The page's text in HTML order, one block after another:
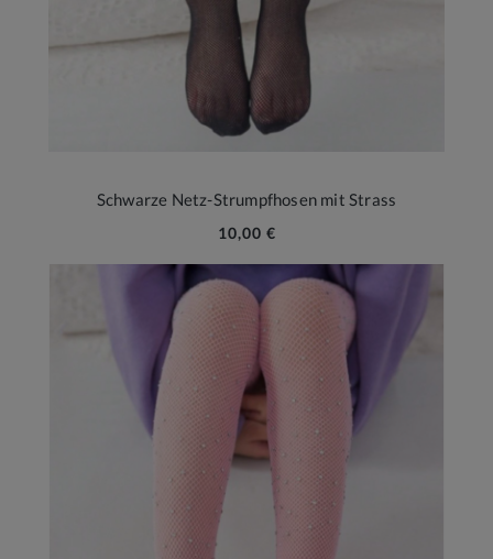
Schwarze Netz-Strumpfhosen mit Strass
10,00 €